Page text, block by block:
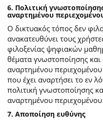
6. Πολιτική
αναρτημένου
Ο δικτυακός τόπος δεν
ανακατευθύνει τους
φιλοξενίας ψηφιακών
θέματα γνωστοποίησης
αναρτημένου
που έχει αναρτήσει το εν
πολιτική γνωστοποίησης
αναρτημένου
7. Αποποίηση ευθύνης